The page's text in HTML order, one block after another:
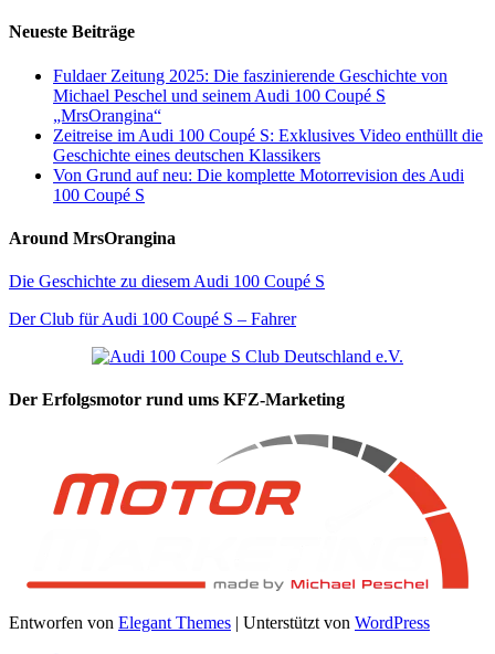
Neueste Beiträge
Fuldaer Zeitung 2025: Die faszinierende Geschichte von
Michael Peschel und seinem Audi 100 Coupé S
„MrsOrangina“
Zeitreise im Audi 100 Coupé S: Exklusives Video enthüllt die
Geschichte eines deutschen Klassikers
Von Grund auf neu: Die komplette Motorrevision des Audi
100 Coupé S
Around MrsOrangina
Die Geschichte zu diesem Audi 100 Coupé S
Der Club für Audi 100 Coupé S – Fahrer
Der Erfolgsmotor rund ums KFZ-Marketing
Entworfen von Elegant Themes | Unterstützt von WordPress